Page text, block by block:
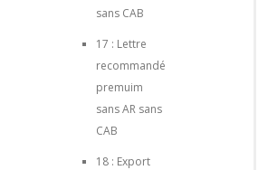
sans CAB
17 : Lettre
recommandé
premuim
sans AR sans
CAB
18 : Export